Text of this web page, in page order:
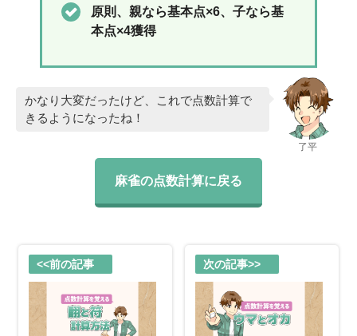
原則、親なら基本点×6、子なら基
本点×4獲得
了平
かなり大変だったけど、これで点数計算で
きるようになったね！
麻雀の点数計算に戻る
<<前の記事 次の記事>>